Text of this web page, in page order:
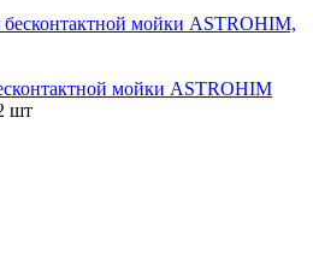
мойки ASTROHIM
шт